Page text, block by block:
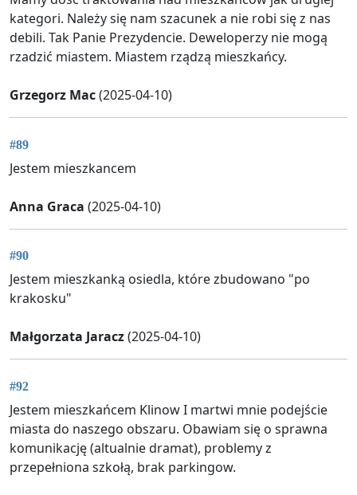
kategori. Należy się nam szacunek a nie robi się z nas
debili. Tak Panie Prezydencie. Deweloperzy nie mogą
rzadzić miastem. Miastem rządzą mieszkańcy.
Grzegorz Mac(2025-04-10)
#89
Jestem mieszkancem
Anna Graca (2025-04-10)
#90
Jestem mieszkanką osiedla, które zbudowano "po
krakosku"
Małgorzata Jaracz(2025-04-10)
#92
Jestem mieszkańcem Klinow I martwi mnie podejście
miasta do naszego obszaru. Obawiam się o sprawna
komunikację (altualnie dramat), problemy z
przepełniona szkołą, brak parkingow.